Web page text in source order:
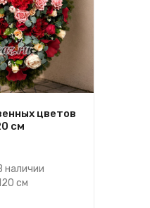
цветов
см
наличии
см